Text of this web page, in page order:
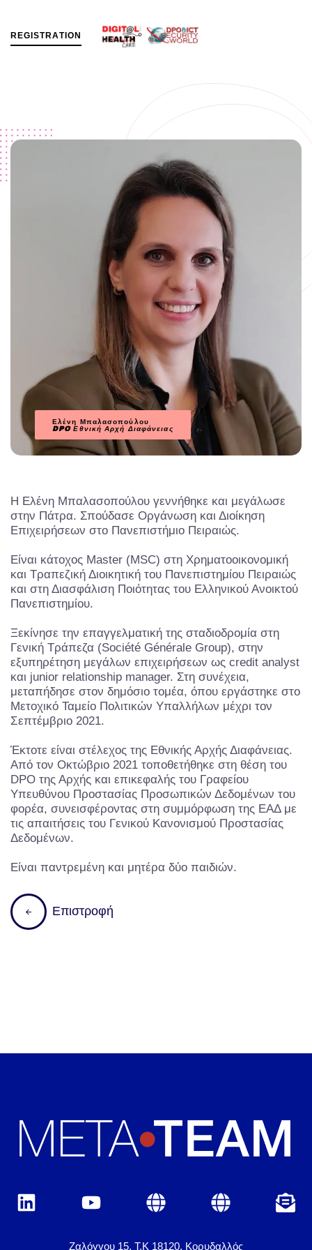
R EG STRAT O N
Ελένη Μπαλασοπούλου
DPOΕθνική Αρχή Διαφάνειας
Η Ελένη Μπαλασοπούλου γεννήθηκε και μεγάλωσε
στην Πάτρα. Σπούδασε Οργάνωση και Διοίκηση
Επιχειρήσεων στο Πανεπιστήμιο Πειραιώς.
Είναι κάτοχος Μaster (MSC) στη Χρηματοοικονομική
και Τραπεζική Διοικητική του Πανεπιστημίου Πειραιώς
και στη Διασφάλιση Ποιότητας του Ελληνικού Ανοικτού
Πανεπιστημίου.
Ξεκίνησε την επαγγελματική της σταδιοδρομία στη
Γενική Τράπεζα (Société Générale Group), στην
εξυπηρέτηση μεγάλων επιχειρήσεων ως credit analyst
και junior relationship manager. Στη συνέχεια,
μεταπήδησε στον δημόσιο τομέα, όπου εργάστηκε στο
Μετοχικό Ταμείο Πολιτικών Υπαλλήλων μέχρι τον
Σεπτέμβριο 2021.
Έκτοτε είναι στέλεχος της Εθνικής Αρχής Διαφάνειας.
Από τον Οκτώβριο 2021 τοποθετήθηκε στη θέση του
DPO της Αρχής και επικεφαλής του Γραφείου
Υπευθύνου Προστασίας Προσωπικών Δεδομένων του
φορέα, συνεισφέροντας στη συμμόρφωση της ΕΑΔ με
τις απαιτήσεις του Γενικού Κανονισμού Προστασίας
Δεδομένων.
Είναι παντρεμένη και μητέρα δύο παιδιών.
Επιστροφή
Ζαλόγγου 15, Τ.Κ 18120, Κορυδαλλός